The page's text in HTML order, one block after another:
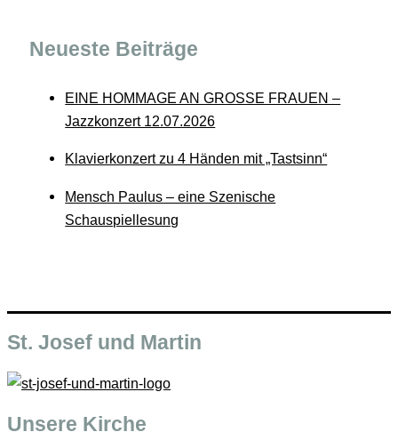
Neueste Beiträge
EINE HOMMAGE AN GROSSE FRAUEN –
Jazzkonzert 12.07.2026
Klavierkonzert zu 4 Händen mit „Tastsinn“
Mensch Paulus – eine Szenische
Schauspiellesung
St. Josef und Martin
Unsere Kirche